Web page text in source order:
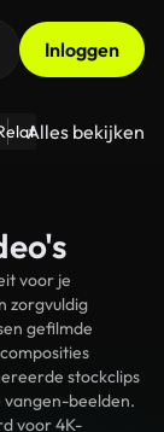
Inloggen
- Fitness
Alles bekijken
voor je
zorgvuldig
gefilmde
stockclips
beelden.
voor 4K-